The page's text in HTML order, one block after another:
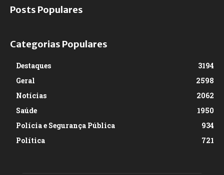
Posts Populares
Categorias Populares
Destaques
3194
Geral
2598
Notícias
2062
Saúde
1950
Polícia e Segurança Pública
934
Política
721